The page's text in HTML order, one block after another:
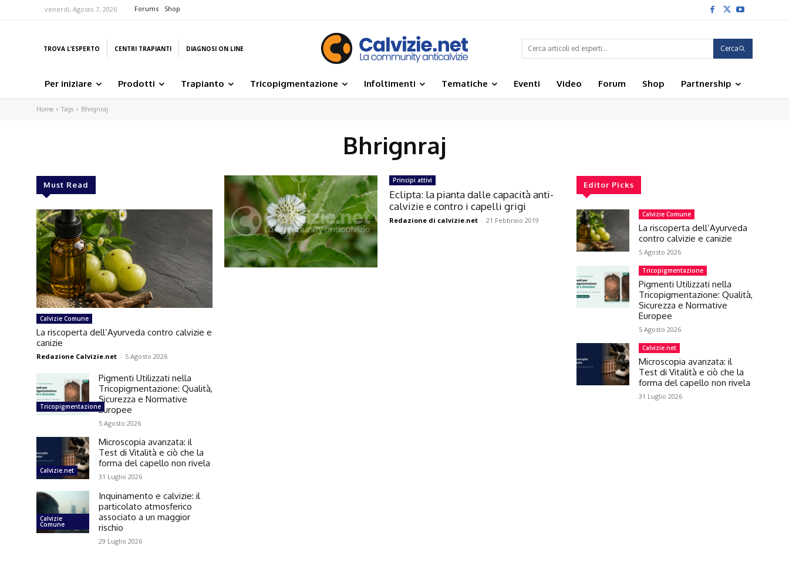
venerdì, Agosto 7, 2026 Forums Shop
TROVA L’ESPERTO CENTRI TRAPIANTI DIAGNOSI ON LINE Cerca
Per iniziare Prodotti Trapianto Tricopigmentazione Infoltimenti Tematiche Eventi Video Forum Shop Partnership
Home Tags Bhrignraj
Bhrignraj
Must Read
Calvizie Comune
La riscoperta dell’Ayurveda contro calvizie e
canizie
Redazione Calvizie.net - 5 Agosto 2026
Tricopigmentazione
Pigmenti Utilizzati nella
Tricopigmentazione: Qualità,
Sicurezza e Normative
Europee
5 Agosto 2026
Calvizie.net
Microscopia avanzata: il
Test di Vitalità e ciò che la
forma del capello non rivela
31 Luglio 2026
Calvizie
Comune
Inquinamento e calvizie: il
particolato atmosferico
associato a un maggior
rischio
29 Luglio 2026
Principi attivi
Eclipta: la pianta dalle capacità anti-
calvizie e contro i capelli grigi
Redazione di calvizie.net - 21 Febbraio 2019
Editor Picks
Calvizie Comune
La riscoperta dell’Ayurveda
contro calvizie e canizie
5 Agosto 2026
Tricopigmentazione
Pigmenti Utilizzati nella
Tricopigmentazione: Qualità,
Sicurezza e Normative
Europee
5 Agosto 2026
Calvizie.net
Microscopia avanzata: il
Test di Vitalità e ciò che la
forma del capello non rivela
31 Luglio 2026